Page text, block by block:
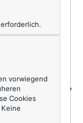
als sie zur
York-
sein muss,
vorwiegend
Cookies